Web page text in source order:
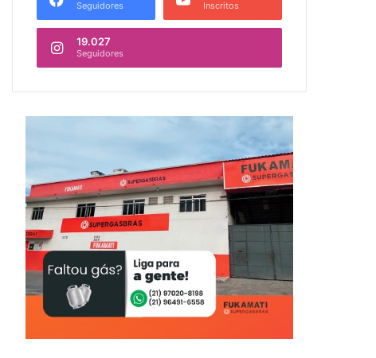
Seguidores Inscritos
19.027
Seguidores